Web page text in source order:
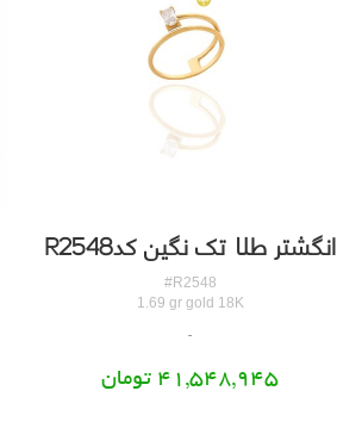
انگشتر طلا تک نگین کدR2548
#R2548
1.69 gr gold 18K
41,548,945 تومان